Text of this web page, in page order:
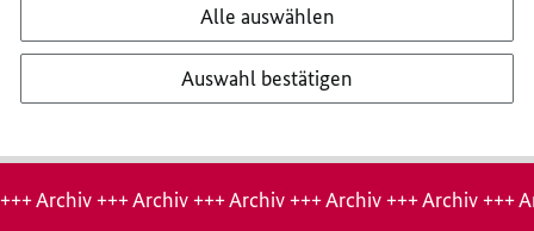
Alle auswählen
Auswahl bestätigen
Hinweis:
Archiv-
Seite
+++ Archiv +++ Archiv +++ Archiv +++ Archiv +++ Archiv +++